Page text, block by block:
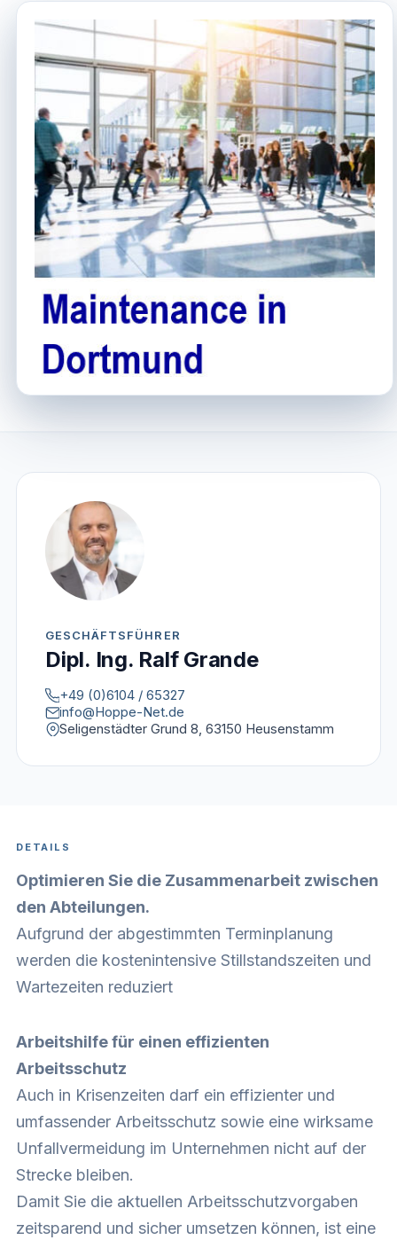
GESCHÄFTSFÜHRER
Dipl. Ing. Ralf Grande
+49 (0)6104 / 65327
info@Hoppe-Net.de
Seligenstädter Grund 8, 63150 Heusenstamm
DETAILS
Optimieren Sie die Zusammenarbeit zwischen
den Abteilungen.
Aufgrund der abgestimmten Terminplanung
werden die kostenintensive Stillstandszeiten und
Wartezeiten reduziert
Arbeitshilfe für einen effizienten
Arbeitsschutz
Auch in Krisenzeiten darf ein effizienter und
umfassender Arbeitsschutz sowie eine wirksame
Unfallvermeidung im Unternehmen nicht auf der
Strecke bleiben.
Damit Sie die aktuellen Arbeitsschutzvorgaben
zeitsparend und sicher umsetzen können, ist eine